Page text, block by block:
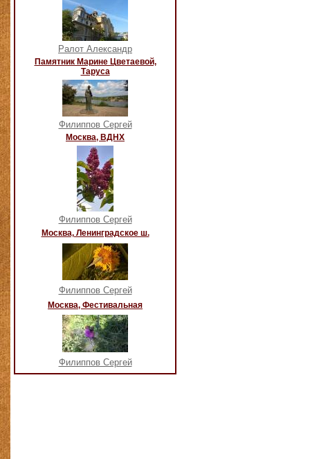
Ралот Александр
Памятник Марине Цветаевой,
Таруса
Филиппов Сергей
Москва, ВДНХ
Филиппов Сергей
Москва, Ленинградское ш.
Филиппов Сергей
Москва, Фестивальная
Филиппов Сергей